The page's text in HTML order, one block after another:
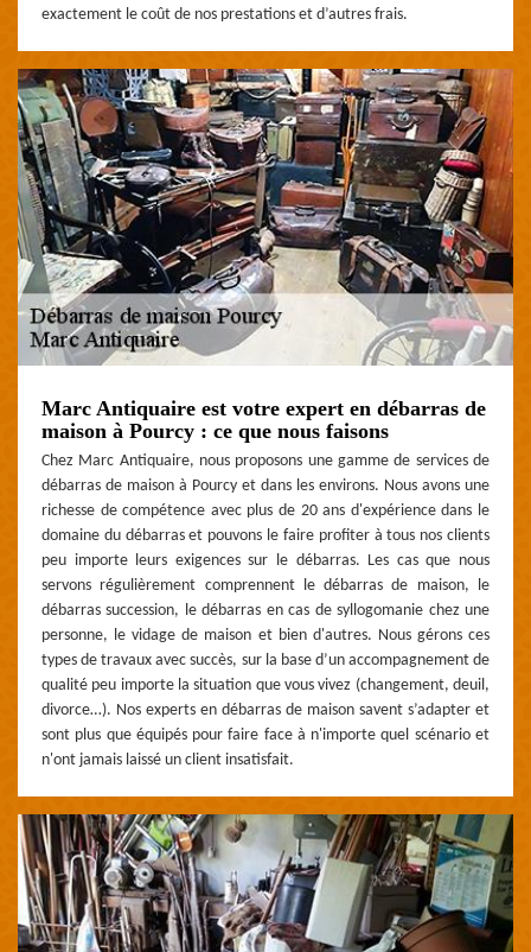
exactement le coût de nos prestations et d’autres frais.
Marc Antiquaire est votre expert en débarras de
maison à Pourcy : ce que nous faisons
Chez Marc Antiquaire, nous proposons une gamme de services de
débarras de maison à Pourcy et dans les environs. Nous avons une
richesse de compétence avec plus de 20 ans d'expérience dans le
domaine du débarras et pouvons le faire profiter à tous nos clients
peu importe leurs exigences sur le débarras. Les cas que nous
servons régulièrement comprennent le débarras de maison, le
débarras succession, le débarras en cas de syllogomanie chez une
personne, le vidage de maison et bien d'autres. Nous gérons ces
types de travaux avec succès, sur la base d’un accompagnement de
qualité peu importe la situation que vous vivez (changement, deuil,
divorce…). Nos experts en débarras de maison savent s’adapter et
sont plus que équipés pour faire face à n'importe quel scénario et
n'ont jamais laissé un client insatisfait.